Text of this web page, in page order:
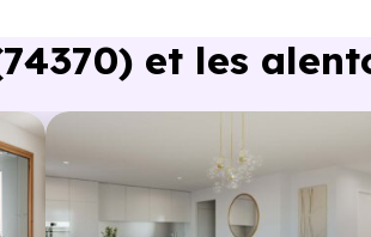
soit 21 min à pied
min en voiture ou à 2.5 km, soit 30 min
km, soit 1h 05 min à pied
et les